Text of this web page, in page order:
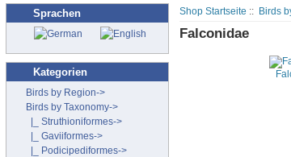
Sprachen
Kategorien
Birds by Region->
Birds by Taxonomy->
|_ Struthioniformes->
|_ Gaviiformes->
|_ Podicipediformes->
Shop Startseite :: Birds
Falconidae